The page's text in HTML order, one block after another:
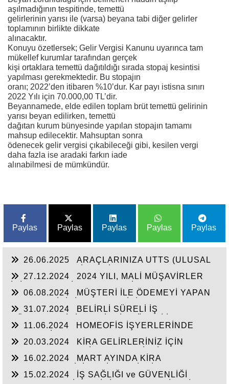
aşılmadığının tespitinde, temettü
gelirlerinin yarısı ile (varsa) beyana tabi diğer gelirler
toplamının birlikte dikkate
alınacaktır.
Konuyu özetlersek; Gelir Vergisi Kanunu uyarınca tam
mükellef kurumlar tarafından gerçek
kişi ortaklara temettü dağıtıldığı sırada stopaj kesintisi
yapılması gerekmektedir. Bu stopajın
oranı; 2022’den itibaren %10’dur. Kar payı istisna sınırı
2022 Yılı için 70.000,00 TL’dir.
Beyannamede, elde edilen toplam brüt temettü gelirinin
yarısı beyan edilirken, temettü
dağıtan kurum bünyesinde yapılan stopajın tamamı
mahsup edilecektir. Mahsuptan sonra
ödenecek gelir vergisi çıkabileceği gibi, kesilen vergi
daha fazla ise aradaki farkın iade
alınabilmesi de mümkündür.
Paylas Paylas Paylas Paylas Paylas
26.06.2025
ARAÇLARINIZA UTTS (ULUSAL
GÜN 30.06.2025
27.12.2024
2024 YILI, MALİ MÜŞAVİRLER
ZORLUKLARLA DOLU BİR YIL OLDU
06.08.2024
MÜŞTERİ İLE ÖDEMEYİ YAPAN
DURUMUNDA CEZA MI GELECEK?
31.07.2024
BELİRLİ SÜRELİ İŞ
SÖZLEŞMESİNE DÖNÜŞMESİ, İŞÇİNİN KIDEM
ve İHBAR TAZMİNATI HAKLARI:
11.06.2024
HOMEOFİS İŞYERLERİNDE
20.03.2024
KİRA GELİRLERİNİZ İÇİN
İNDİRİM HAKLARINIZIN OLDUĞUNU BİLİYOR
MUSUNUZ?
16.02.2024
MART AYINDA KİRA
İstisnası 2023 Yılı İçin 21.000,00 TL)
15.02.2024
İŞ SAĞLIĞI ve GÜVENLİĞİ